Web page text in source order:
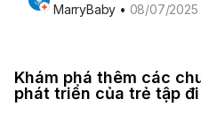
MarryBaby • 08/07/2025
Khám phá thêm các
phát triển của trẻ tập